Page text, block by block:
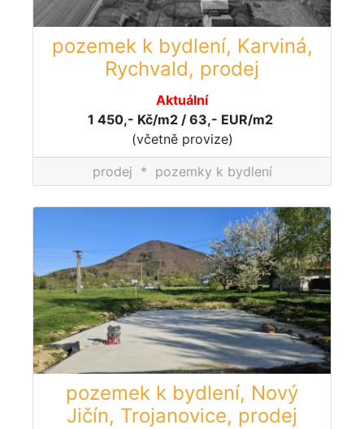
pozemek k bydlení, Karviná,
Rychvald, prodej
Aktuální
1 450,- Kč/m2 / 63,- EUR/m2
(včetně provize)
prodej * pozemky k bydlení
pozemek k bydlení, Nový
Jičín, Trojanovice, prodej